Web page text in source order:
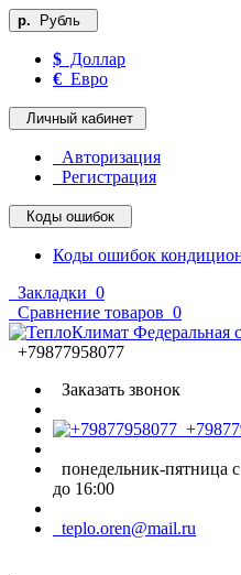
р. Рубль
$ Доллар
€ Евро
Личный кабинет
Авторизация
Регистрация
Коды ошибок
Коды ошибок
Закладки 0
Сравнение товаров 0
+79877958077
Заказать звонок
понедельник-пятница
до 16:00
teplo.oren@mail.ru